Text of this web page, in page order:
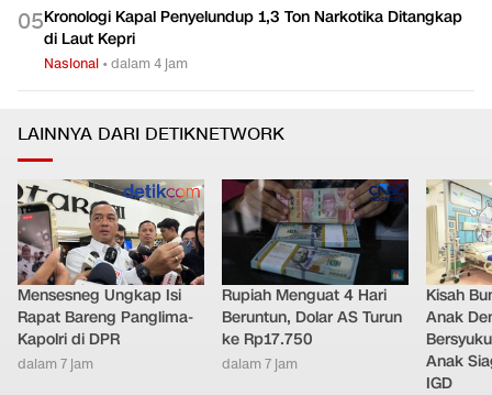
05Kronologi Kapal Penyelundup 1,3 Ton Narkotika Ditangkap
di Laut Kepri
Nasional •dalam 4 jam
LAINNYA DARI DETIKNETWORK
Mensesneg Ungkap Isi
Rapat Bareng Panglima-
Kapolri di DPR
dalam 7 jam
Rupiah Menguat 4 Hari
Beruntun, Dolar AS Turun
ke Rp17.750
dalam 7 jam
Kisah
Anak
Anak
IGD